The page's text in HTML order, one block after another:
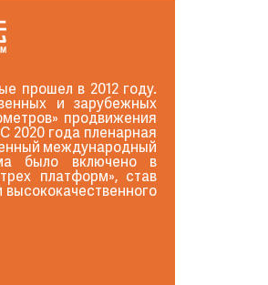
прошел в 2012 году.
и зарубежных
продвижения
2020 года пленарная
международный
было включено в
платформ», став